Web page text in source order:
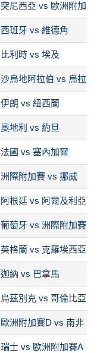
突尼西亞 vs 歐洲附加賽
西班牙 vs 維德角
比利時 vs 埃及
沙烏地阿拉伯 vs 烏拉圭
伊朗 vs 紐西蘭
奧地利 vs 約旦
法國 vs 塞內加爾
洲際附加賽 vs 挪威
阿根廷 vs 阿爾及利亞
葡萄牙 vs 洲際附加賽1
英格蘭 vs 克羅埃西亞
迦納 vs 巴拿馬
烏茲別克 vs 哥倫比亞
歐洲附加賽D vs 南非
瑞士 vs 歐洲附加賽A